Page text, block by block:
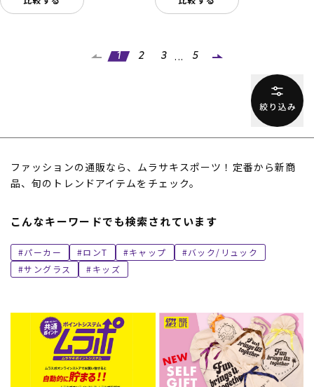
1 2 3 ... 5
ファッションの通販なら、ムラサキスポーツ！定番から新商
品、旬のトレンドアイテムをチェック。
こんなキーワードでも検索されています
パーカー ロンT キャップ
バック/リュック
サングラス
キッズ